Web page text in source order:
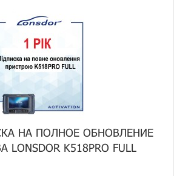
НА ПОЛНОЕ ОБНОВЛЕНИЕ
K518PRO FULL